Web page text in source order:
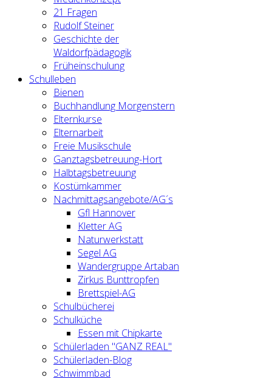
21 Fragen
Rudolf Steiner
Geschichte der
Waldorfpädagogik
Früheinschulung
Schulleben
Bienen
Buchhandlung Morgenstern
Elternkurse
Elternarbeit
Freie Musikschule
Ganztagsbetreuung-Hort
Halbtagsbetreuung
Kostümkammer
Nachmittagsangebote/AG´s
Gfl Hannover
Kletter AG
Naturwerkstatt
Segel AG
Wandergruppe Artaban
Zirkus Bunttropfen
Brettspiel-AG
Schulbücherei
Schulküche
Essen mit Chipkarte
Schülerladen "GANZ REAL"
Schülerladen-Blog
Schwimmbad